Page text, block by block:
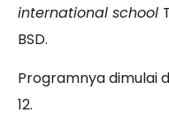
international school
BSD.
Programnya dimulai
12.